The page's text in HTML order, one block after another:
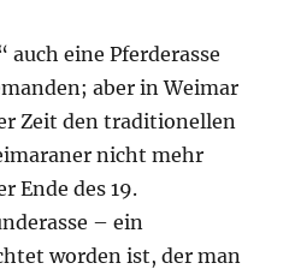
auch eine Pferderasse
aber in Weimar
Zeit den traditionellen
nicht mehr
Ende des 19.
– ein
worden ist, der man